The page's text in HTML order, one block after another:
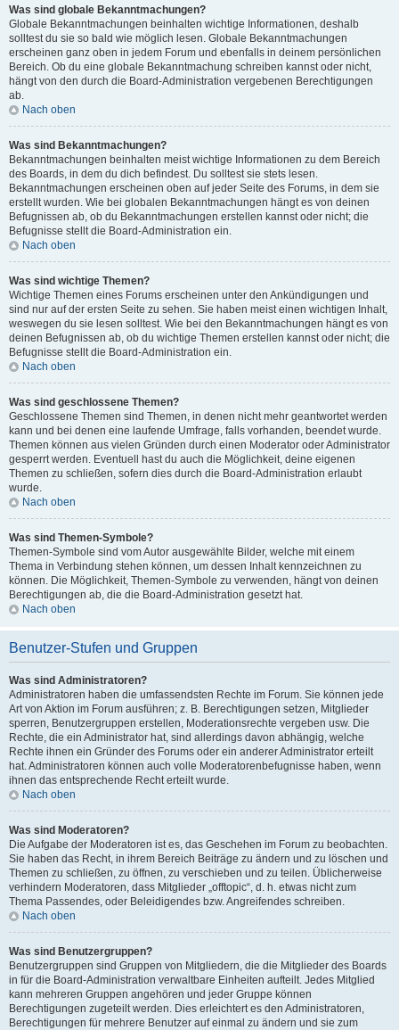
Was sind globale Bekanntmachungen?
Globale Bekanntmachungen beinhalten wichtige Informationen, deshalb
solltest du sie so bald wie möglich lesen. Globale Bekanntmachungen
erscheinen ganz oben in jedem Forum und ebenfalls in deinem persönlichen
Bereich. Ob du eine globale Bekanntmachung schreiben kannst oder nicht,
hängt von den durch die Board-Administration vergebenen Berechtigungen
ab.
Nach oben
Was sind Bekanntmachungen?
Bekanntmachungen beinhalten meist wichtige Informationen zu dem Bereich
des Boards, in dem du dich befindest. Du solltest sie stets lesen.
Bekanntmachungen erscheinen oben auf jeder Seite des Forums, in dem sie
erstellt wurden. Wie bei globalen Bekanntmachungen hängt es von deinen
Befugnissen ab, ob du Bekanntmachungen erstellen kannst oder nicht; die
Befugnisse stellt die Board-Administration ein.
Nach oben
Was sind wichtige Themen?
Wichtige Themen eines Forums erscheinen unter den Ankündigungen und
sind nur auf der ersten Seite zu sehen. Sie haben meist einen wichtigen Inhalt,
weswegen du sie lesen solltest. Wie bei den Bekanntmachungen hängt es von
deinen Befugnissen ab, ob du wichtige Themen erstellen kannst oder nicht; die
Befugnisse stellt die Board-Administration ein.
Nach oben
Was sind geschlossene Themen?
Geschlossene Themen sind Themen, in denen nicht mehr geantwortet werden
kann und bei denen eine laufende Umfrage, falls vorhanden, beendet wurde.
Themen können aus vielen Gründen durch einen Moderator oder Administrator
gesperrt werden. Eventuell hast du auch die Möglichkeit, deine eigenen
Themen zu schließen, sofern dies durch die Board-Administration erlaubt
wurde.
Nach oben
Was sind Themen-Symbole?
Themen-Symbole sind vom Autor ausgewählte Bilder, welche mit einem
Thema in Verbindung stehen können, um dessen Inhalt kennzeichnen zu
können. Die Möglichkeit, Themen-Symbole zu verwenden, hängt von deinen
Berechtigungen ab, die die Board-Administration gesetzt hat.
Nach oben
Benutzer-Stufen und Gruppen
Was sind Administratoren?
Administratoren haben die umfassendsten Rechte im Forum. Sie können jede
Art von Aktion im Forum ausführen; z. B. Berechtigungen setzen, Mitglieder
sperren, Benutzergruppen erstellen, Moderationsrechte vergeben usw. Die
Rechte, die ein Administrator hat, sind allerdings davon abhängig, welche
Rechte ihnen ein Gründer des Forums oder ein anderer Administrator erteilt
hat. Administratoren können auch volle Moderatorenbefugnisse haben, wenn
ihnen das entsprechende Recht erteilt wurde.
Nach oben
Was sind Moderatoren?
Die Aufgabe der Moderatoren ist es, das Geschehen im Forum zu beobachten.
Sie haben das Recht, in ihrem Bereich Beiträge zu ändern und zu löschen und
Themen zu schließen, zu öffnen, zu verschieben und zu teilen. Üblicherweise
verhindern Moderatoren, dass Mitglieder „offtopic“, d. h. etwas nicht zum
Thema Passendes, oder Beleidigendes bzw. Angreifendes schreiben.
Nach oben
Was sind Benutzergruppen?
Benutzergruppen sind Gruppen von Mitgliedern, die die Mitglieder des Boards
in für die Board-Administration verwaltbare Einheiten aufteilt. Jedes Mitglied
kann mehreren Gruppen angehören und jeder Gruppe können
Berechtigungen zugeteilt werden. Dies erleichtert es den Administratoren,
Berechtigungen für mehrere Benutzer auf einmal zu ändern und sie zum